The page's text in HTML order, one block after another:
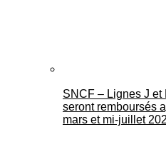
SNCF – Lignes J et
seront remboursés
mars et mi-juillet